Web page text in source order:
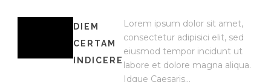
DIEM
CERTAM
INDICERE
Lorem ipsum dolor sit amet,
consectetur adipisici elit, sed
eiusmod tempor incidunt ut
labore et dolore magna aliqua.
Idque Caesaris...